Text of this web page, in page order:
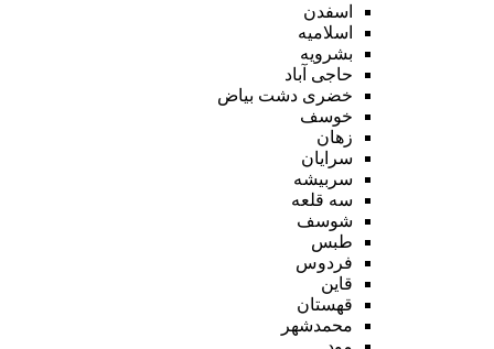
اسفدن
اسلامیه
بشرویه
حاجی آباد
خضری دشت بیاض
خوسف
زهان
سرایان
سربیشه
سه قلعه
شوسف
طبس
فردوس
قاین
قهستان
محمدشهر